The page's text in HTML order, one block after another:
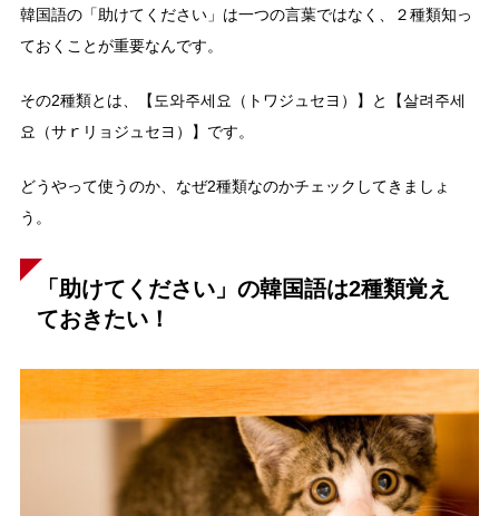
韓国語の「助けてください」は一つの言葉ではなく、２種類知っ
ておくことが重要なんです。
その2種類とは、【도와주세요（トワジュセヨ）】と【살려주세
요（サｒリョジュセヨ）】です。
どうやって使うのか、なぜ2種類なのかチェックしてきましょ
う。
「助けてください」の韓国語は2種類覚え
ておきたい！